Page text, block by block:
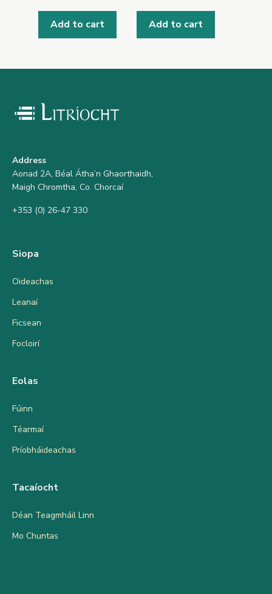
Add to cart Add to cart
Address
Aonad 2A, Béal Átha’n Ghaorthaidh,
Maigh Chromtha, Co. Chorcaí
+353 (0) 26-47 330
Siopa
Oideachas
Leanaí
Ficsean
Focloirí
Eolas
Fúinn
Téarmaí
Príobháideachas
Tacaíocht
Déan Teagmháil Linn
Mo Chuntas